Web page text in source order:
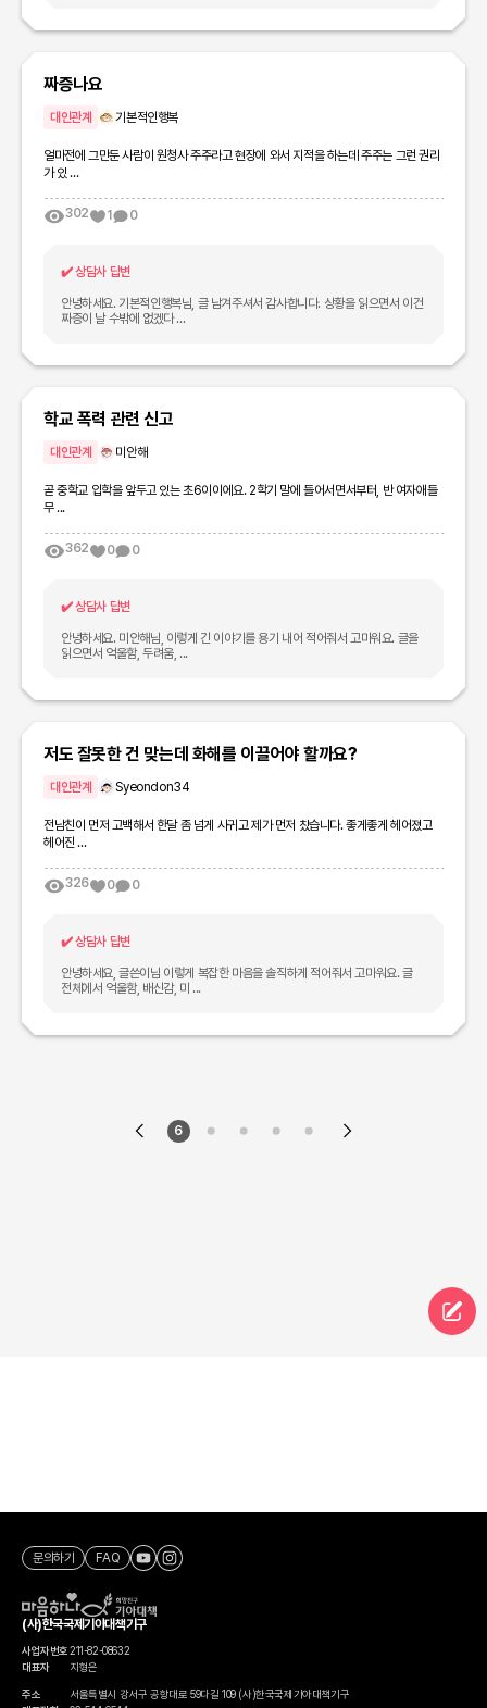
짜증나요
대인관계 기본적인행복
얼마전에 그만둔 사람이 원청사 주주라고 현장에 와서 지적을 하는데 주주는 그런 권리
가 있 ...
302 1 0
✔️상담사 답변
안녕하세요. 기본적인행복님, 글 남겨주셔서 감사합니다. 상황을 읽으면서 이건
짜증이 날 수밖에 없겠다 ...
학교 폭력 관련 신고
대인관계 미안해
곧 중학교 입학을 앞두고 있는 초6이이에요. 2학기 말에 들어서면서부터, 반 여자애들
무 ...
362 0 0
✔️상담사 답변
안녕하세요. 미안해님, 이렇게 긴 이야기를 용기 내어 적어줘서 고마워요. 글을
읽으면서 억울함, 두려움, ...
저도 잘못한 건 맞는데 화해를 이끌어야 할까요?
대인관계 Syeondon34
전남친이 먼저 고백해서 한달 좀 넘게 사귀고 제가 먼저 찼습니다. 좋게좋게 헤어졌고
헤어진 ...
326 0 0
✔️상담사 답변
안녕하세요, 글쓴이님 이렇게 복잡한 마음을 솔직하게 적어줘서 고마워요. 글
전체에서 억울함, 배신감, 미 ...
6
(사)한국국제기아대책기구
사업자번호211-82-08632
대표자
지형은
주소
서울특별시 강서구 공항대로 59다길 109 (사)한국국제기아대책기구
문의하기 FAQ